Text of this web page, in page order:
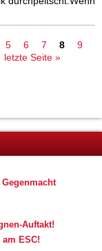
5 6 7 8
9
letzte Seite »
Auftakt!
ESC!